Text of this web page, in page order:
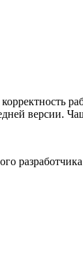
версии.